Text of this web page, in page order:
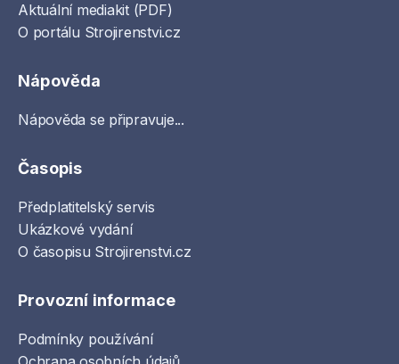
Aktuální mediakit (PDF)
O portálu Strojirenstvi.cz
Nápověda
Nápověda se připravuje...
Časopis
Předplatitelský servis
Ukázkové vydání
O časopisu Strojirenstvi.cz
Provozní informace
Podmínky používání